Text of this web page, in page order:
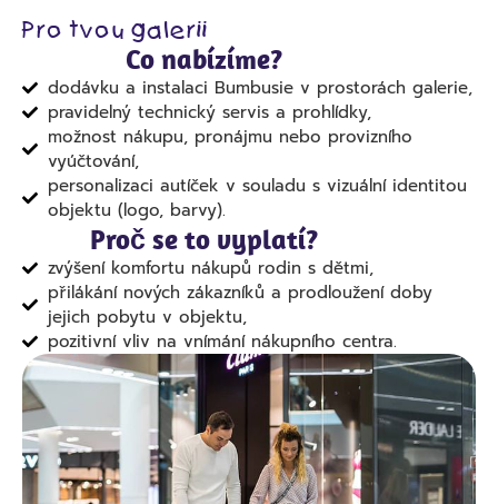
Pro tvou galerii
Co nabízíme?
dodávku a instalaci Bumbusie v prostorách galerie,
pravidelný technický servis a prohlídky,
možnost nákupu, pronájmu nebo provizního
vyúčtování,
personalizaci autíček v souladu s vizuální identitou
objektu (logo, barvy).
Proč se to vyplatí?
zvýšení komfortu nákupů rodin s dětmi,
přilákání nových zákazníků a prodloužení doby
jejich pobytu v objektu,
pozitivní vliv na vnímání nákupního centra.